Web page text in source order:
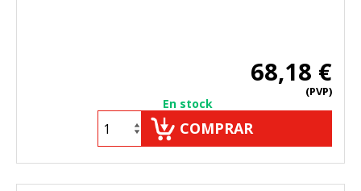
68,18 €
(PVP)
En stock
COMPRAR